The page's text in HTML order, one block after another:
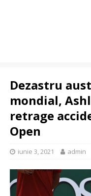
Dezastru
mondial,
retrage
Open
iunie 3, 2021 admin